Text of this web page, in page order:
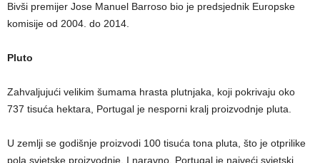
Bivši premijer Jose Manuel Barroso bio je predsjednik Europske
komisije od 2004. do 2014.
Pluto
Zahvaljujući velikim šumama hrasta plutnjaka, koji pokrivaju oko
737 tisuća hektara, Portugal je nesporni kralj proizvodnje pluta.
U zemlji se godišnje proizvodi 100 tisuća tona pluta, što je otprilike
pola svjetske proizvodnje. I naravno, Portugal je najveći svjetski